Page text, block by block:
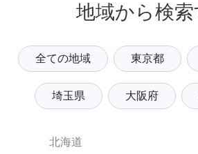
地域から検索
全ての地域 東京都
埼玉県 大阪府
北海道